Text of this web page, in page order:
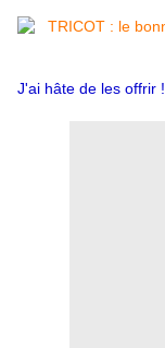
J'ai hâte de les offrir !